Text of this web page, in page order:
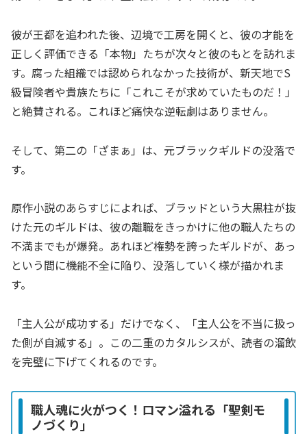
彼が王都を追われた後、辺境で工房を開くと、彼の才能を
正しく評価できる「本物」たちが次々と彼のもとを訪れま
す。腐った組織では認められなかった技術が、新天地でS
級冒険者や貴族たちに「これこそが求めていたものだ！」
と絶賛される。これほど痛快な逆転劇はありません。
そして、第二の「ざまぁ」は、元ブラックギルドの没落で
す。
原作小説のあらすじによれば、ブラッドという大黒柱が抜
けた元のギルドは、彼の離職をきっかけに他の職人たちの
不満までもが爆発。あれほど権勢を誇ったギルドが、あっ
という間に機能不全に陥り、没落していく様が描かれま
す。
「主人公が成功する」だけでなく、「主人公を不当に扱っ
た側が自滅する」。この二重のカタルシスが、読者の溜飲
を完璧に下げてくれるのです。
職人魂に火がつく！ロマン溢れる「聖剣モ
ノづくり」